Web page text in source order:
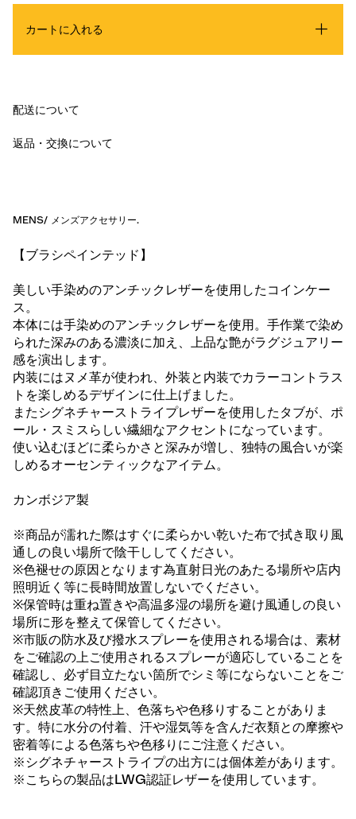
カートに入れる
配送について
返品・交換について
MENS/ メンズアクセサリー.
【ブラシペインテッド】
美しい手染めのアンチックレザーを使用したコインケー
ス。
本体には手染めのアンチックレザーを使用。手作業で染め
られた深みのある濃淡に加え、上品な艶がラグジュアリー
感を演出します。
内装にはヌメ革が使われ、外装と内装でカラーコントラス
トを楽しめるデザインに仕上げました。
またシグネチャーストライプレザーを使用したタブが、ポ
ール・スミスらしい繊細なアクセントになっています。
使い込むほどに柔らかさと深みが増し、独特の風合いが楽
しめるオーセンティックなアイテム。
カンボジア製
※商品が濡れた際はすぐに柔らかい乾いた布で拭き取り風
通しの良い場所で陰干ししてください。
※色褪せの原因となります為直射日光のあたる場所や店内
照明近く等に長時間放置しないでください。
※保管時は重ね置きや高温多湿の場所を避け風通しの良い
場所に形を整えて保管してください。
※市販の防水及び撥水スプレーを使用される場合は、素材
をご確認の上ご使用されるスプレーが適応していることを
確認し、必ず目立たない箇所でシミ等にならないことをご
確認頂きご使用ください。
※天然皮革の特性上、色落ちや色移りすることがありま
す。特に水分の付着、汗や湿気等を含んだ衣類との摩擦や
密着等による色落ちや色移りにご注意ください。
※シグネチャーストライプの出方には個体差があります。
※こちらの製品はLWG認証レザーを使用しています。